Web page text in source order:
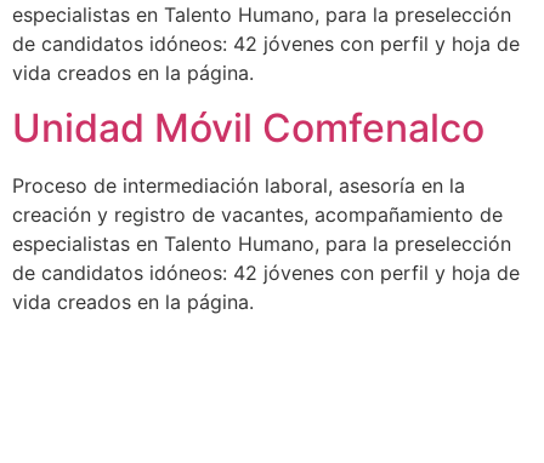
especialistas en Talento Humano, para la preselección
de candidatos idóneos: 42 jóvenes con perfil y hoja de
vida creados en la página.
Unidad Móvil Comfenalco
Proceso de intermediación laboral, asesoría en la
creación y registro de vacantes, acompañamiento de
especialistas en Talento Humano, para la preselección
de candidatos idóneos: 42 jóvenes con perfil y hoja de
vida creados en la página.